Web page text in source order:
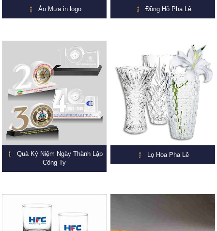
Áo Mưa in logo Đồng Hồ Pha Lê
Quà Kỷ Niệm Ngày Thành Lập
Công Ty
Lọ Hoa Pha Lê